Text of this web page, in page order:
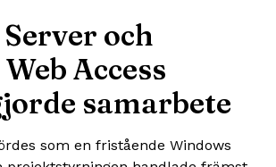
och
Access
samarbete
som en fristående Windows